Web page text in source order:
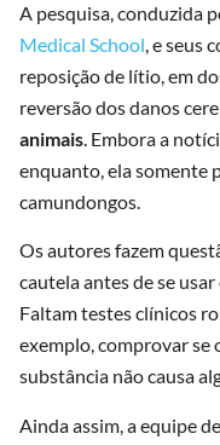
A pesquisa, conduzida
Medical School, e seus
reposição de lítio, em
reversão dos danos
animais. Embora a
enquanto, ela somente
camundongos.
Os autores fazem
cautela antes de se
Faltam testes clínicos
exemplo, comprovar se
substância não causa
Ainda assim, a equipe